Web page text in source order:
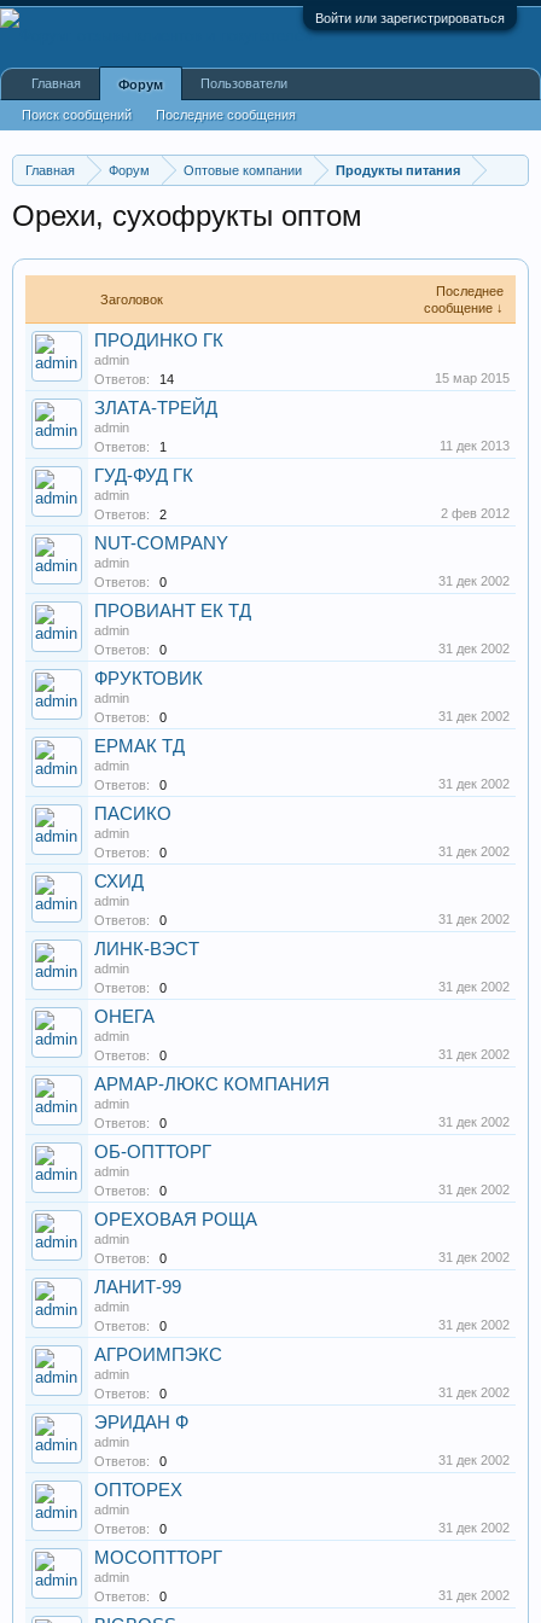
Войти или зарегистрироваться
Главная Форум Оптовые компании Продукты питания
Орехи, сухофрукты оптом
Заголовок
Последнее
сообщение ↓
ПРОДИНКО ГК
admin
Ответов:
14 15 мар 2015
ЗЛАТА-ТРЕЙД
admin
Ответов:
1 11 дек 2013
ГУД-ФУД ГК
admin
Ответов:
2 2 фев 2012
NUT-COMPANY
admin
Ответов:
0 31 дек 2002
ПРОВИАНТ ЕК ТД
admin
Ответов:
0 31 дек 2002
ФРУКТОВИК
admin
Ответов:
0 31 дек 2002
ЕРМАК ТД
admin
Ответов:
0 31 дек 2002
ПАСИКО
admin
Ответов:
0 31 дек 2002
СХИД
admin
Ответов:
0 31 дек 2002
ЛИНК-ВЭСТ
admin
Ответов:
0 31 дек 2002
ОНЕГА
admin
Ответов:
0 31 дек 2002
АРМАР-ЛЮКС КОМПАНИЯ
admin
Ответов:
0 31 дек 2002
ОБ-ОПТТОРГ
admin
Ответов:
0 31 дек 2002
ОРЕХОВАЯ РОЩА
admin
Ответов:
0 31 дек 2002
ЛАНИТ-99
admin
Ответов:
0 31 дек 2002
АГРОИМПЭКС
admin
Ответов:
0 31 дек 2002
ЭРИДАН Ф
admin
Ответов:
0 31 дек 2002
ОПТОРЕХ
admin
Ответов:
0 31 дек 2002
МОСОПТТОРГ
admin
Ответов:
0 31 дек 2002
Главная Форум
Поиск сообщений Последние сообщения
Пользователи